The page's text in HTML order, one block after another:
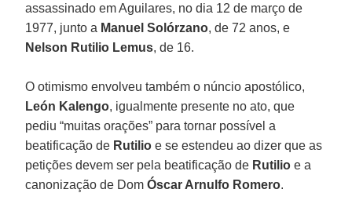
assassinado em Aguilares, no dia 12 de março de
1977, junto a Manuel Solórzano, de 72 anos, e
Nelson Rutilio Lemus, de 16.
O otimismo envolveu também o núncio apostólico,
León Kalengo, igualmente presente no ato, que
pediu “muitas orações” para tornar possível a
beatificação de Rutilio e se estendeu ao dizer que as
petições devem ser pela beatificação de Rutilio e a
canonização de DomÓscar Arnulfo Romero.